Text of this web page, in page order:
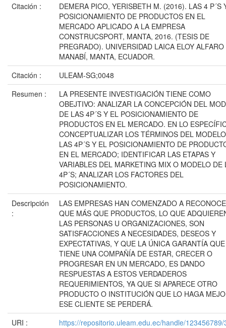
Citación :
DEMERA PICO, YERISBETH M. (2016). LAS 4 P´S
POSICIONAMIENTO DE PRODUCTOS EN EL
MERCADO APLICADO A LA EMPRESA
CONSTRUCSPORT, MANTA, 2016. (TESIS DE
PREGRADO). UNIVERSIDAD LAICA ELOY ALFARO
MANABÍ, MANTA, ECUADOR.
Citación :
ULEAM-SG;0048
Resumen :
LA PRESENTE INVESTIGACIÓN TIENE COMO
OBEJTIVO: ANALIZAR LA CONCEPCIÓN DEL
DE LAS 4P´S Y EL POSICIONAMIENTO DE
PRODUCTOS EN EL MERCADO. EN LO
CONCEPTUALIZAR LOS TÉRMINOS DEL
LAS 4P´S Y EL POSICIONAMIENTO DE
EN EL MERCADO; IDENTIFICAR LAS ETAPAS Y
VARIABLES DEL MARKETING MIX O MODELO DE
4P´S; ANALIZAR LOS FACTORES DEL
POSICIONAMIENTO.
Descripción
:
LAS EMPRESAS HAN COMENZADO A
QUE MÁS QUE PRODUCTOS, LO QUE
LAS PERSONAS U ORGANIZACIONES, SON
SATISFACCIONES A NECESIDADES, DESEOS Y
EXPECTATIVAS, Y QUE LA ÚNICA GARANTÍA QUE
TIENE UNA COMPAÑÍA DE ESTAR, CRECER O
PROGRESAR EN UN MERCADO, ES DANDO
RESPUESTAS A ESTOS VERDADEROS
REQUERIMIENTOS, YA QUE SI APARECE OTRO
PRODUCTO O INSTITUCIÓN QUE LO HAGA
ESE CLIENTE SE PERDERÁ.
URI :
https://repositorio.uleam.edu.ec/handle/123456789/